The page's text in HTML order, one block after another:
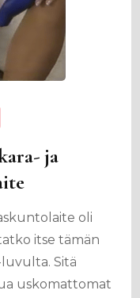
ja
oli
itse tämän
Sitä
uskomattomat